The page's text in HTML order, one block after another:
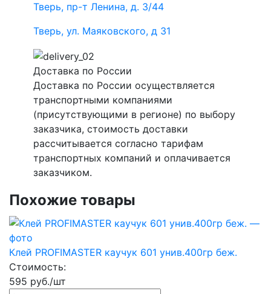
Тверь, пр-т Ленина, д. 3/44
Тверь, ул. Маяковского, д 31
Доставка по России
Доставка по России осуществляется
транспортными компаниями
(присутствующими в регионе) по выбору
заказчика, стоимость доставки
рассчитывается согласно тарифам
транспортных компаний и оплачивается
заказчиком.
Похожие товары
Клей PROFIMASTER каучук 601 унив.400гр беж.
Стоимость:
595 руб./шт